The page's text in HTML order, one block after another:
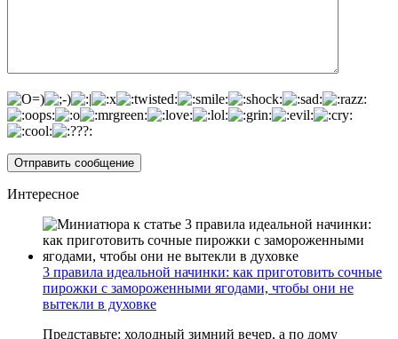
Интересное
3 правила идеальной начинки: как приготовить сочные
пирожки с замороженными ягодами, чтобы они не
вытекли в духовке
Представьте: холодный зимний вечер, а по дому